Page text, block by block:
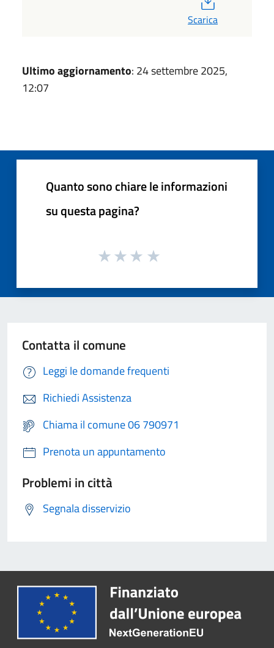
Scarica
Ultimo aggiornamento: 24 settembre 2025,
12:07
Quanto sono chiare le informazioni
su questa pagina?
Contatta il comune
Leggi le domande frequenti
Richiedi Assistenza
Chiama il comune 06 790971
Prenota un appuntamento
Problemi in città
Segnala disservizio